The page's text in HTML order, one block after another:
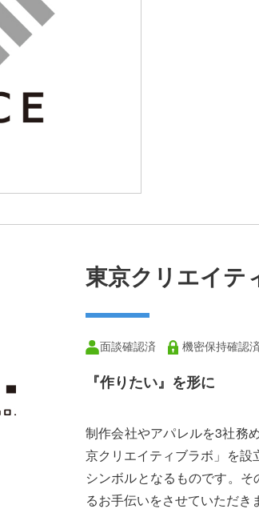
東京クリエイテ
面談確認済 機密保持確認済
『作りたい』を形に
制作会社やアパレルを3社務
京クリエイティブラボ」を
シンボルとなるものです。
るお手伝いをさせていただき